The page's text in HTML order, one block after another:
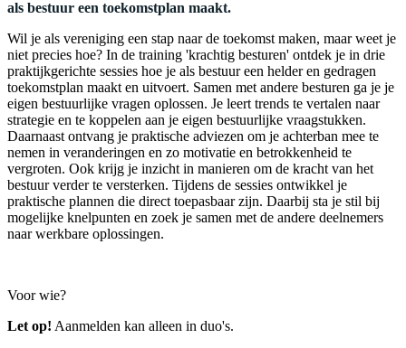
als bestuur een toekomstplan maakt.
Wil je als vereniging een stap naar de toekomst maken, maar weet je
niet precies hoe? In de training 'krachtig besturen' ontdek je in drie
praktijkgerichte sessies hoe je als bestuur een helder en gedragen
toekomstplan maakt en uitvoert. Samen met andere besturen ga je je
eigen bestuurlijke vragen oplossen. Je leert trends te vertalen naar
strategie en te koppelen aan je eigen bestuurlijke vraagstukken.
Daarnaast ontvang je praktische adviezen om je achterban mee te
nemen in veranderingen en zo motivatie en betrokkenheid te
vergroten. Ook krijg je inzicht in manieren om de kracht van het
bestuur verder te versterken. Tijdens de sessies ontwikkel je
praktische plannen die direct toepasbaar zijn. Daarbij sta je stil bij
mogelijke knelpunten en zoek je samen met de andere deelnemers
naar werkbare oplossingen.
Voor wie?
Let op! Aanmelden kan alleen in duo's.